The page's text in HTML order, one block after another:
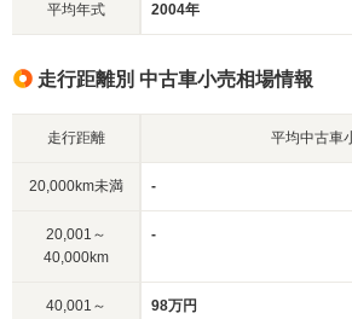
平均年式 2004年
走行距離別 中古車小売相場情報
走行距離 平均中古車
20,000km未満 -
20,001～
40,000km
-
40,001～
98万円